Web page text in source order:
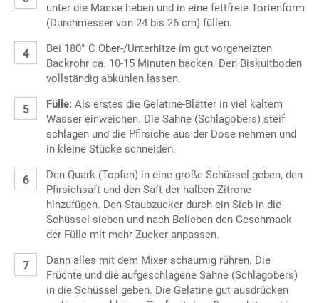
unter die Masse heben und in eine fettfreie Tortenform
(Durchmesser von 24 bis 26 cm) füllen.
Bei 180° C Ober-/Unterhitze im gut vorgeheizten
Backrohr ca. 10-15 Minuten backen. Den Biskuitboden
vollständig abkühlen lassen.
Fülle: Als erstes die Gelatine-Blätter in viel kaltem
Wasser einweichen. Die Sahne (Schlagobers) steif
schlagen und die Pfirsiche aus der Dose nehmen und
in kleine Stücke schneiden.
Den Quark (Topfen) in eine große Schüssel geben, den
Pfirsichsaft und den Saft der halben Zitrone
hinzufügen. Den Staubzucker durch ein Sieb in die
Schüssel sieben und nach Belieben den Geschmack
der Fülle mit mehr Zucker anpassen.
Dann alles mit dem Mixer schaumig rühren. Die
Früchte und die aufgeschlagene Sahne (Schlagobers)
in die Schüssel geben. Die Gelatine gut ausdrücken